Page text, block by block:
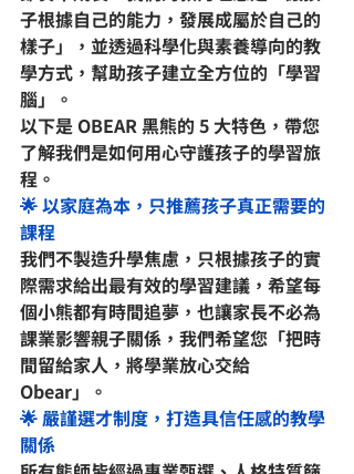
子根據自己的能力，發展成屬於自己的
樣子」，並透過科學化與素養導向的教
學方式，幫助孩子建立全方位的「學習
腦」。
以下是 OBEAR 黑熊的 5 大特色，帶您
了解我們是如何用心守護孩子的學習旅
程。
🌟 以家庭為本，只推薦孩子真正需要的
課程
我們不製造升學焦慮，只根據孩子的實
際需求給出最有效的學習建議，希望每
個小熊都有時間追夢，也讓家長不必為
課業影響親子關係，我們希望您「把時
間留給家人，將學業放心交給
Obear」。
🌟 嚴謹選才制度，打造具信任感的教學
關係